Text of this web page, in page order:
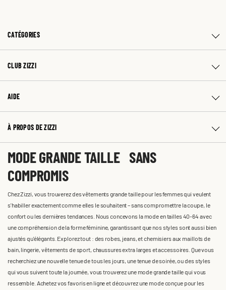
CATÉGORIES
CLUB ZIZZI
AIDE
À PROPOS DE ZIZZI
MODE GRANDE TAILLE SANS
COMPROMIS
Chez Zizzi, vous trouverez des vêtements grande taille pour les femmes qui veulent
s'habiller exactement comme elles le souhaitent – sans compromettre la coupe, le
confort ou les dernières tendances. Nous concevons la mode en tailles 40-64 avec
une compréhension de la forme féminine, garantissant que nos styles sont aussi bien
ajustés qu'élégants. Explorez tout : des robes, jeans, et chemisiers aux maillots de
bain, lingerie, vêtements de sport, chaussures extra larges et accessoires. Que vous
recherchiez une nouvelle tenue de tous les jours, une tenue de soirée, ou des styles
qui vous suivent toute la journée, vous trouverez une mode grande taille qui vous
ressemble. Achetez vos favoris en ligne et découvrez une mode conçue pour les